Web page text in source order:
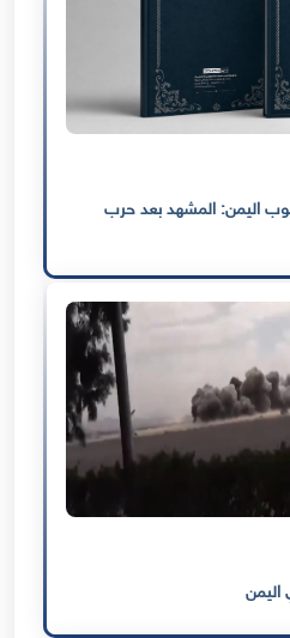
اليمن: المشهد بعد حرب